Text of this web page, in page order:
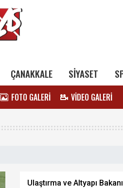
ÇANAKKALE SİYASET
FOTO GALERİ VİDEO GALERİ
Ulaştırma ve Altyapı